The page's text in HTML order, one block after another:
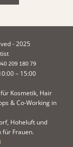
- 2025
209 180 79
– 15:00
Kosmetik, Hair
& Co-Working in
Hoheluft und
für Frauen.